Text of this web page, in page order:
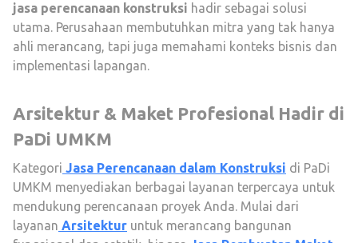
jasa perencanaan konstruksi hadir sebagai solusi
utama. Perusahaan membutuhkan mitra yang tak hanya
ahli merancang, tapi juga memahami konteks bisnis dan
implementasi lapangan.
Arsitektur & Maket Profesional Hadir di
PaDi UMKM
Kategori Jasa Perencanaan dalam Konstruksi di PaDi
UMKM menyediakan berbagai layanan terpercaya untuk
mendukung perencanaan proyek Anda. Mulai dari
layanan Arsitektur untuk merancang bangunan